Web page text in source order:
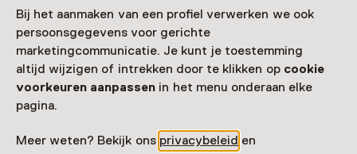
Bij het aanmaken van een profiel verwerken we ook
persoonsgegevens voor gerichte
marketingcommunicatie. Je kunt je toestemming
altijd wijzigen of intrekken door te klikken op cookie
voorkeuren aanpassen in het menu onderaan elke
pagina.
Meer weten? Bekijk ons privacybeleid en
Bezoek de online audiotour
Datum
Toon beschikbaarheid